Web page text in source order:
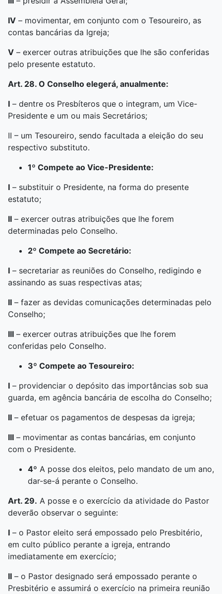
IV – movimentar, em conjunto com o Tesoureiro, as
contas bancárias da Igreja;
V – exercer outras atribuições que lhe são conferidas
pelo presente estatuto.
Art. 28. O Conselho elegerá, anualmente:
I – dentre os Presbíteros que o integram, um Vice-
Presidente e um ou mais Secretários;
II – um Tesoureiro, sendo facultada a eleição do seu
respectivo substituto.
1º Compete ao Vice-Presidente:
I – substituir o Presidente, na forma do presente
estatuto;
II – exercer outras atribuições que lhe forem
determinadas pelo Conselho.
2º Compete ao Secretário:
I – secretariar as reuniões do Conselho, redigindo e
assinando as suas respectivas atas;
II – fazer as devidas comunicações determinadas pelo
Conselho;
III – exercer outras atribuições que lhe forem
conferidas pelo Conselho.
3º Compete ao Tesoureiro:
I – providenciar o depósito das importâncias sob sua
guarda, em agência bancária de escolha do Conselho;
II – efetuar os pagamentos de despesas da igreja;
III – movimentar as contas bancárias, em conjunto
com o Presidente.
4º A posse dos eleitos, pelo mandato de um ano,
dar-se-á perante o Conselho.
Art. 29. A posse e o exercício da atividade do Pastor
deverão observar o seguinte:
I – o Pastor eleito será empossado pelo Presbitério,
em culto público perante a igreja, entrando
imediatamente em exercício;
II – o Pastor designado será empossado perante o
Presbitério e assumirá o exercício na primeira reunião